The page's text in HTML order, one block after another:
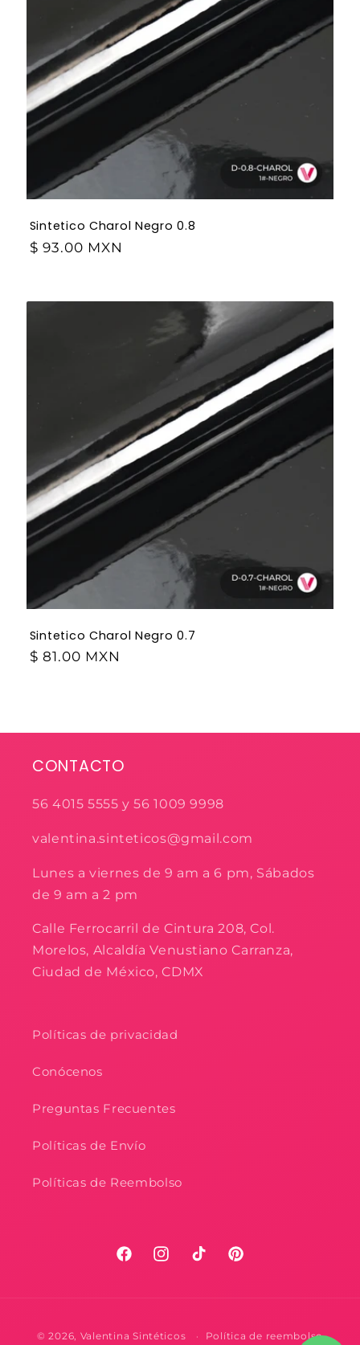
Sintetico Charol Negro 0.8
$ 93.00 MXN
Sintetico Charol Negro 0.7
$ 81.00 MXN
CONTACTO
56 4015 5555 y 56 1009 9998
valentina.sinteticos@gmail.com
Lunes a viernes de 9 am a 6 pm, Sábados
de 9 am a 2 pm
Calle Ferrocarril de Cintura 208, Col.
Morelos, Alcaldía Venustiano Carranza,
Ciudad de México, CDMX
Políticas de privacidad
Conócenos
Preguntas Frecuentes
Políticas de Envío
Políticas de Reembolso
FacebookInstagramTikTokPinterest
© 2026, Valentina Sintéticos Política de reembolso